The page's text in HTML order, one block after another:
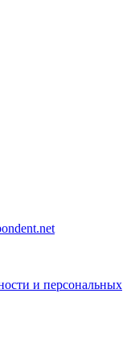
и персональных